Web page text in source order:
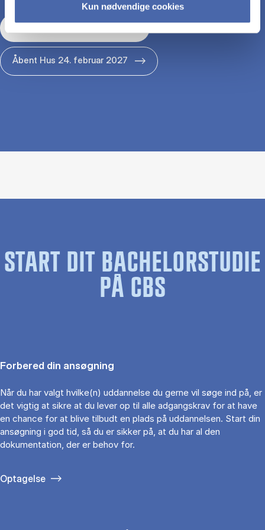
Kun nødvendige cookies
Åbent Hus 29. januar 2027
Åbent Hus 24. februar 2027
START DIT BACHELORSTUDIE
PÅ CBS
Forbered din ansøgning
Når du har valgt hvilke(n) uddannelse du gerne vil søge ind på, er
det vigtig at sikre at du lever op til alle adgangskrav for at have
en chance for at blive tilbudt en plads på uddannelsen. Start din
ansøgning i god tid, så du er sikker på, at du har al den
dokumentation, der er behov for.
Optagelse